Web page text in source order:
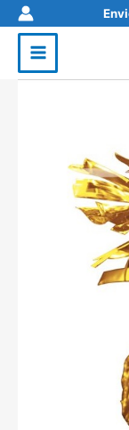
Skip
content